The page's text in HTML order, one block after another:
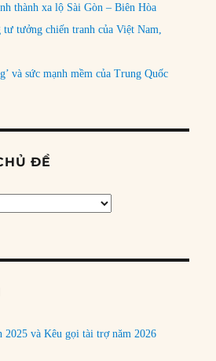
thành xa lộ Sài Gòn – Biên Hòa
tưởng chiến tranh của Việt Nam,
và sức mạnh mềm của Trung Quốc
ĐỀ
2025 và Kêu gọi tài trợ năm 2026